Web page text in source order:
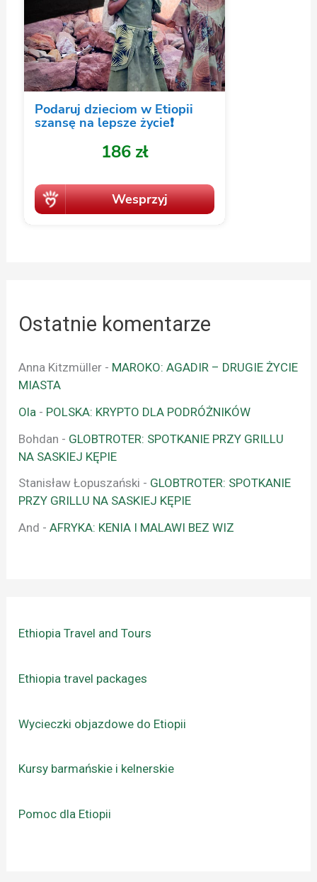
Ostatnie komentarze
Anna Kitzmüller - MAROKO: AGADIR – DRUGIE ŻYCIE
MIASTA
Ola - POLSKA: KRYPTO DLA PODRÓŻNIKÓW
Bohdan - GLOBTROTER: SPOTKANIE PRZY GRILLU
NA SASKIEJ KĘPIE
Stanisław Łopuszański - GLOBTROTER: SPOTKANIE
PRZY GRILLU NA SASKIEJ KĘPIE
And -AFRYKA: KENIA I MALAWI BEZ WIZ
Ethiopia Travel and Tours
Ethiopia travel packages
Wycieczki objazdowe do Etiopii
Kursy barmańskie i kelnerskie
Pomoc dla Etiopii